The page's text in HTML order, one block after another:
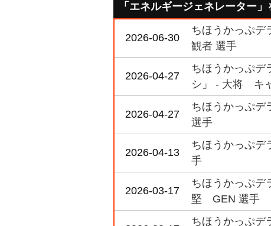
「エネルギージェネレーター
2026-06-30
ちほうかっぷデ
観者 選手
2026-04-27
ちほうかっぷデ
シ」 - 大将 キ
2026-04-27
ちほうかっぷ
選手
2026-04-13
ちほうかっぷデ
手
2026-03-17
ちほうかっぷデ
堅 GEN 選手
ちほうかっぷデ